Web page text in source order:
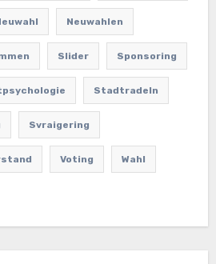
Neuwahlen
Slider Sponsoring
Stadtradeln
Svraigering
Voting Wahl